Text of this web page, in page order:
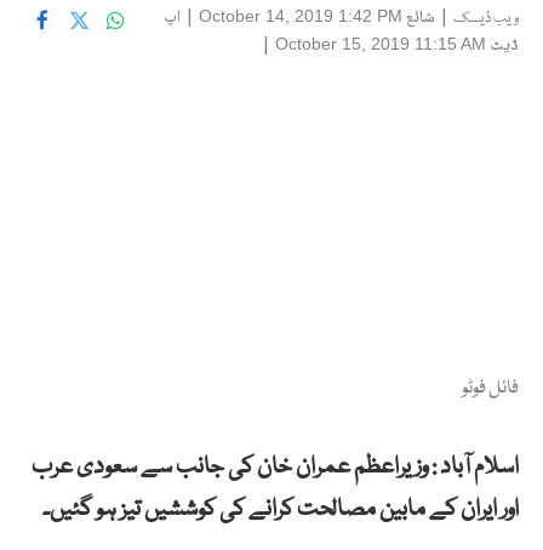
ویب ڈیسک | شائع October 14, 2019 1:42 PM
| اپ
ڈیٹ October 15, 2019 11:15 AM
|
فائل فوٹو
اسلام آباد : وزیراعظم عمران خان کی جانب سے سعودی عرب
اور ایران کے مابین مصالحت کرانے کی کوششیں تیز ہو گئیں۔